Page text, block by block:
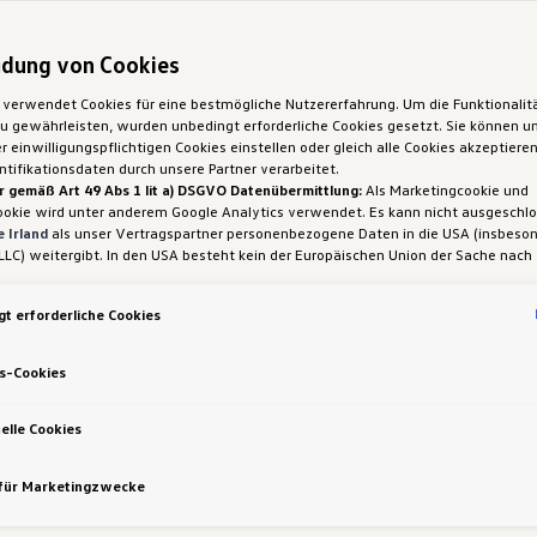
von Cookies
verwendet Cookies für eine bestmögliche Nutzererfahrung. Um die
gewährleisten, wurden unbedingt erforderliche Cookies gesetzt. Sie können
einwilligungspflichtigen Cookies einstellen oder gleich alle Cookies
durch unsere Partner verarbeitet.
gemäß Art 49 Abs 1 lit a) DSGVO Datenübermittlung:Als Marketingcookie und
wird unter anderem Google Analytics verwendet. Es kann nicht
Irland als unser Vertragspartner personenbezogene Daten in die USA
weitergibt. In den USA besteht kein der Europäischen Union der Sache nach
durchsetzen können, in den USA keine Datenschutzgrundsätze bestehen,
können, wobei Eingriffe in Ihre persönlichen Rechte und Freiheiten nicht
beschränkt sind.
der Übermittlung der in den entsprechenden Cookies enthaltenen
zu den Cookies, die für Zwecke von Google Analytics gesetzt werden,
frei, Ihre Einwilligung jederzeit zu geben, zu verweigern oder zurückzuziehen.
erforderliche Cookies
Cookies
Cookies
Marketingzwecke